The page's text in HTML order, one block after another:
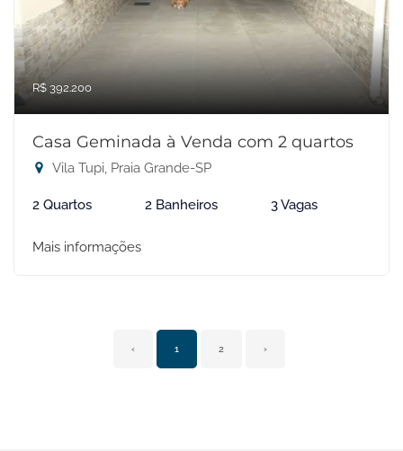
R$ 392.200
Casa Geminada à Venda com 2 quartos
Vila Tupi, Praia Grande-SP
2 Quartos 2 Banheiros 3 Vagas
Mais informações
‹ 1 2 ›